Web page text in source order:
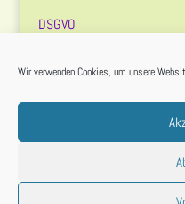
Wir verwenden Cookies, um unsere
DSGVO